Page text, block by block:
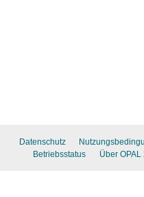
Datenschutz
Betriebsstatus
Über